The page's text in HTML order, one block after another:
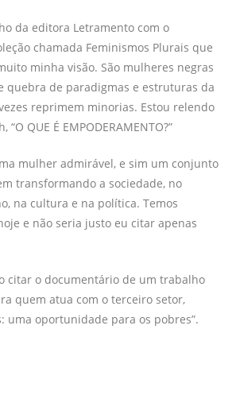
da editora Letramento com o
chamada Feminismos Plurais que
minha visão. São mulheres negras
quebra de paradigmas e estruturas da
reprimem minorias. Estou relendo
QUE É EMPODERAMENTO?”
mulher admirável, e sim um conjunto
transformando a sociedade, no
na cultura e na política. Temos
e não seria justo eu citar apenas
citar o documentário de um trabalho
quem atua com o terceiro setor,
uma oportunidade para os pobres”.